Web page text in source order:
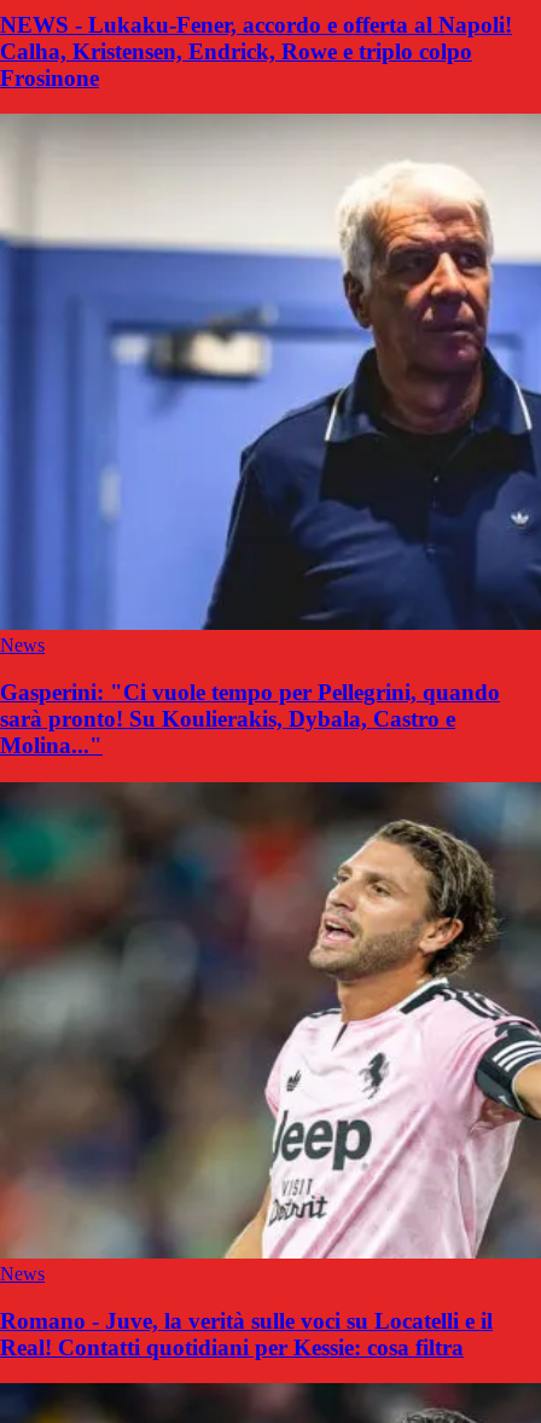
NEWS - Lukaku-Fener, accordo e offerta al Napoli!
Calha, Kristensen, Endrick, Rowe e triplo colpo
Frosinone
News
Gasperini: "Ci vuole tempo per Pellegrini, quando
sarà pronto! Su Koulierakis, Dybala, Castro e
Molina..."
News
Romano - Juve, la verità sulle voci su Locatelli e il
Real! Contatti quotidiani per Kessie: cosa filtra